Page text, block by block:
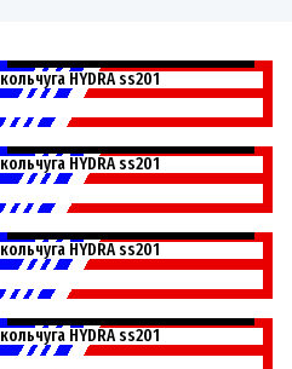
L3890P
HYDRA ss201
L40100P
HYDRA ss201
L40120P
HYDRA ss201
L40150P
HYDRA ss201